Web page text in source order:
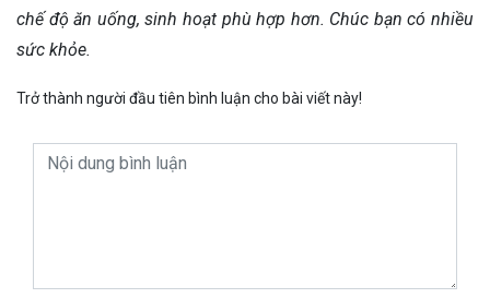
chế độ ăn uống, sinh hoạt phù hợp hơn. Chúc bạn có nhiều
sức khỏe.
Trở thành người đầu tiên bình luận cho bài viết này!